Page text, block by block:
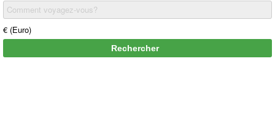
Comment voyagez-vous?
€ (Euro)
Rechercher